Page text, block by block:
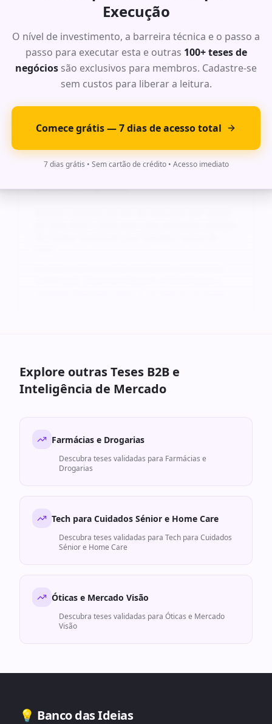
de TAM, SAM e SOM para este segmento. Modelo
de receita recorrente com margens acima de
70%.
Roadmap de execução detalhado com timeline
projeção financeira para os primeiros 24 meses.
Ideia Exclusiva #6: Oportunidade
Execução
O nível de investimento, a barreira técnica e o passo a
passo para executar esta e outras 100+ teses de
negócios são exclusivos para membros. Cadastre-se
sem custos para liberar a leitura.
Comece grátis — 7 dias de acesso total
7 dias grátis • Sem cartão de crédito • Acesso imediato
Explore outras Teses B2B e
Inteligência de Mercado
Farmácias e Drogarias
Descubra teses validadas para Farmácias e
Drogarias
Tech para Cuidados Sénior e Home Care
Descubra teses validadas para Tech para Cuidados
Sénior e Home Care
Óticas e Mercado Visão
Descubra teses validadas para Óticas e Mercado
Visão
💡 Banco das Ideias